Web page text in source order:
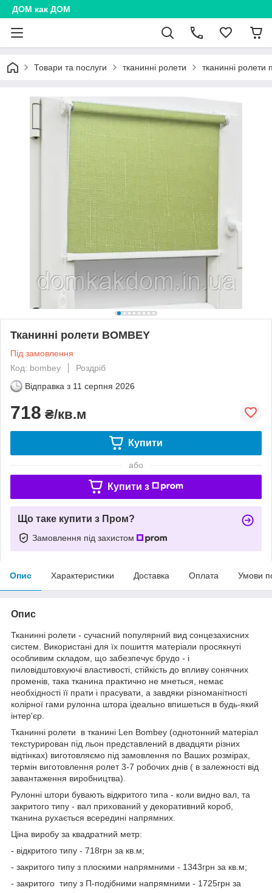
ДОМ как ДОМ
Товари та послуги тканинні ролети тканинні ролети
Тканинні ролети BOMBEY
Під замовлення
Код: bombey
Роздріб
Відправка з 11 серпня 2026
718 ₴/кв.м
Купити
або
Купити з
Що таке купити з Пром?
Замовлення під захистом
Опис Характеристики Доставка Оплата Умови
Опис
Тканинні ролети - сучасний популярний вид сонцезахисних
систем. Використані для їх пошиття матеріали просякнуті
особливим складом, що забезпечує брудо - і
пиловідштовхуючі властивості, стійкість до впливу сонячних
променів, така тканина практично не мнеться, немає
необхідності її прати і прасувати, а завдяки різноманітності
колірної гами рулонна штора ідеально впишеться в будь-який
інтер'єр.
Тканинні ролети в тканині Len Bombey (однотонний матеріал
текстурирован під льон представлений в двадцяти різних
відтінках) виготовляємо під замовлення по Ваших розмірах,
термін виготовлення ролет 3-7 робочих днів ( в залежності від
завантаження виробництва).
Рулонні штори бувають відкритого типа - коли видно вал, та
закритого типу - вал прихований у декоративний короб,
тканина рухається всередині напрямних.
Ціна виробу за квадратний метр:
- відкритого типу - 718грн за кв.м;
- закритого типу з плоскими напрямними - 1343грн за кв.м;
- закритого типу з П-подібними напрямними - 1725грн за